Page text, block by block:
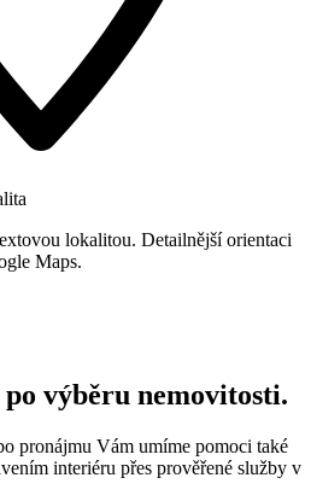
lokalitou. Detailnější orientaci
Maps.
výběru nemovitosti.
pronájmu Vám umíme pomoci také
interiéru přes prověřené služby v